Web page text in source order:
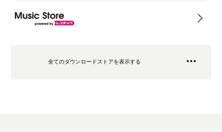
全てのダウンロードストアを表示する